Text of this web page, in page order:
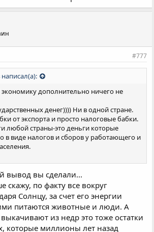
#777
дополнительно ничего не
денег)))) Ни в одной стране.
от экспорта и просто налоговые бабки.
любой страны-это деньги которые
в виде налогов и сборов у работающего и
вывод вы сделали...
скажу, по факту все вокруг
Солнцу, за счет его энергии
питаются животные и люди. А
из недр это тоже остатки
которые миллионы лет назад